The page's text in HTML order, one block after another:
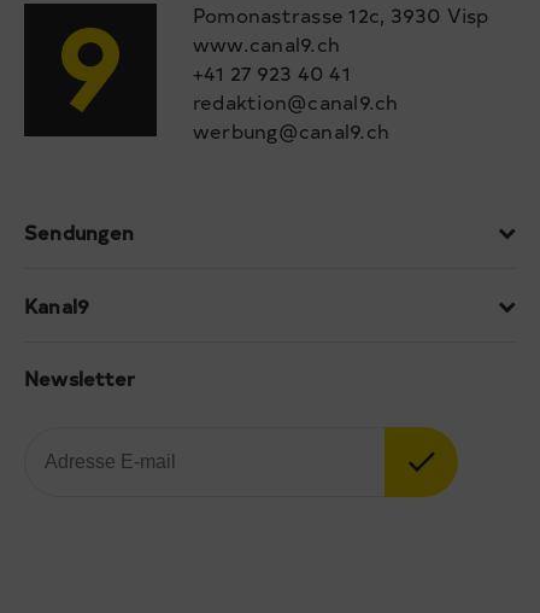
Pomonastrasse 12c, 3930 Visp
www.canal9.ch
+41 27 923 40 41
redaktion@canal9.ch
werbung@canal9.ch
Sendungen
Kanal9
Newsletter